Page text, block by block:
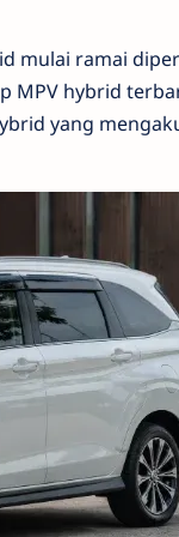
mulai ramai
MPV hybrid
yang